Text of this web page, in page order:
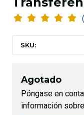
SKU:
Agotado
Póngase en
información